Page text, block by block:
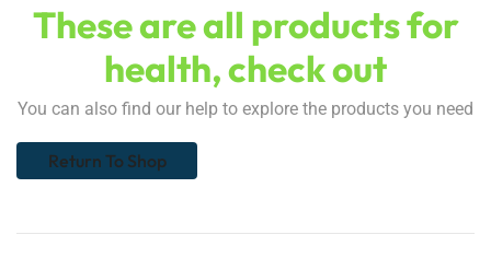
These are all products for
health, check out
You can also find our help to explore the products you need
Return To Shop